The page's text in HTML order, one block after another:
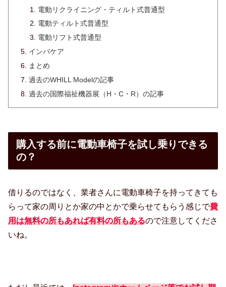
電動リクライニング・ティルト式普通型
電動ティルト式普通型
電動リフト式普通型
インバケア
まとめ
過去のWHILL Modelの記事
過去の国際福祉機器展（H・C・R）の記事
購入する前に電動車椅子を試し乗りできる
の？
借りるのではなく、業者さんに電動車椅子を持ってきても
らって家の周りとか家の中とかで乗らせてもらう感じで費
用は無料の所もあれば有料の所もあるので注意してくださ
いね。